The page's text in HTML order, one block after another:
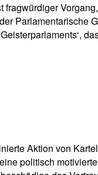
Aktion von
politisch